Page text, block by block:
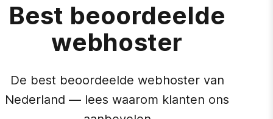
Best beoordeelde
webhoster
De best beoordeelde webhoster van
Nederland — lees waarom klanten ons